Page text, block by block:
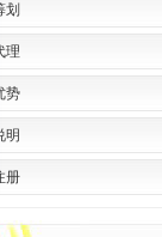
划
理
势
明
册